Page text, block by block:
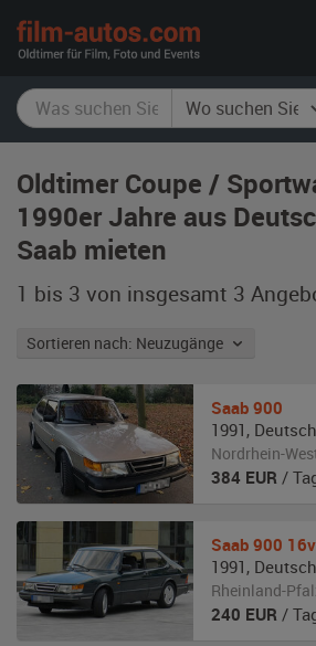
Oldtimer Coupe /
1990er Jahre aus
Saab mieten
1 bis 3 von insgesamt 3
Sortieren nach: Neuzugänge
Saab 900
1991 ,
Nordrhein-
384 EUR /
Saab 900
1991 ,
Rheinland-
240 EUR /